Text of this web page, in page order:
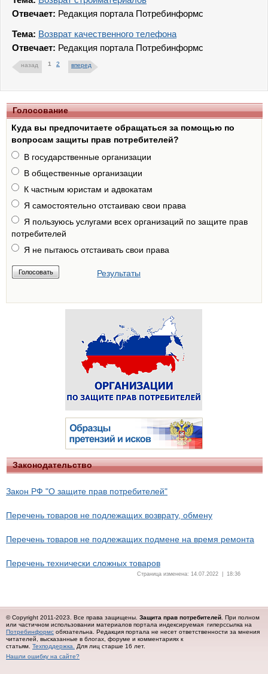
Отвечает: Редакция портала Потребинформс
Тема: Возврат качественного телефона
Отвечает: Редакция портала Потребинформс
назад 1 2 вперед
Голосование
Куда вы предпочитаете обращаться за помощью по
вопросам защиты прав потребителей?
В государственные организации
В общественные организации
К частным юристам и адвокатам
Я самостоятельно отстаиваю свои права
Я пользуюсь услугами всех организаций по защите прав
потребителей
Я не пытаюсь отстаивать свои права
Результаты
Законодательство
Закон РФ "О защите прав потребителей"
Перечень товаров не подлежащих возврату, обмену
Перечень товаров не подлежащих подмене на время ремонта
Перечень технически сложных товаров
Страница изменена: 14.07.2022 | 18:36
© Copyright 2011-2023. Все права защищены. Защита прав потребителей . При полном
или частичном использовании материалов портала индексируемая гиперссылка на
Потребинформс обязательна. Редакция портала не несет ответственности за мнения
читателей, высказанные в блогах, форуме и комментариях к
статьям. Техподдержка.
Для лиц старше 16 лет.
Нашли ошибку на сайте?